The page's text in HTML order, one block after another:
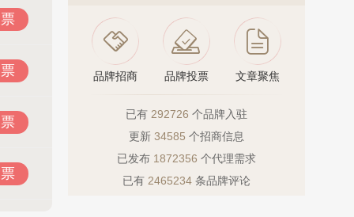
品牌招商 品牌投票 文章聚焦
已有 292726 个品牌入驻
更新 34585 个招商信息
已发布 1872356 个代理需求
已有 2465234 条品牌评论